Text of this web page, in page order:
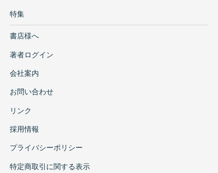
特集
書店様へ
著者ログイン
会社案内
お問い合わせ
リンク
採用情報
プライバシーポリシー
特定商取引に関する表示